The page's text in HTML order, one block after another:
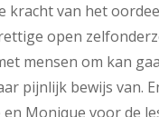
kracht van het
open
mensen om kan
pijnlijk bewijs van.
Monique voor de